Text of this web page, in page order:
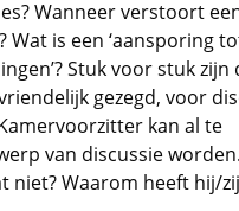
Wanneer verstoort
Wat is een ‘aansporing
Stuk voor stuk zijn
gezegd, voor
kan al te
van discussie
niet? Waarom heeft hij/